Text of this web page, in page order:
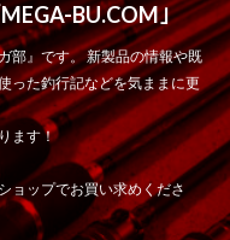
BU.COM｣
部』です。 新製品の情報や既
った釣行記などを気ままに更
ます！
ョップでお買い求めくださ